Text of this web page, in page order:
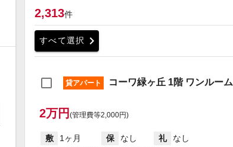
2,313件
すべて選択 chevron_right
貸アパート コーワ緑ヶ丘 1階 ワンルーム
2万円 (管理費等2,000円)
敷 1ヶ月 保 なし 礼
なし